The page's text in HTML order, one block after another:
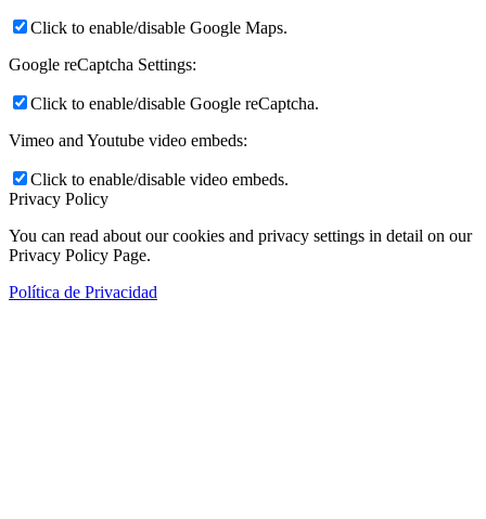
Click to enable/disable Google Maps.
Google reCaptcha Settings:
Click to enable/disable Google reCaptcha.
Vimeo and Youtube video embeds:
Click to enable/disable video embeds.
Privacy Policy
You can read about our cookies and privacy settings in detail on our
Privacy Policy Page.
Política de Privacidad